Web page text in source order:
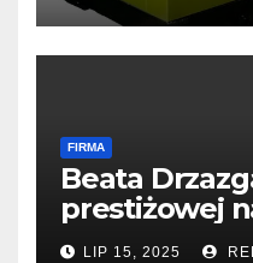
FIRMA
Beata
prestiżowej
Filary 2024
LIP 15, 2025